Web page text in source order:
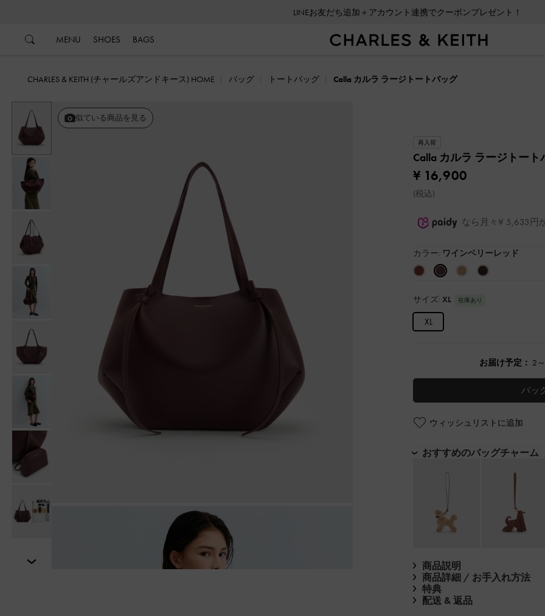
LINEお友だち追加＋アカウント連携でクーポンプレゼント！
MENU SHOES BAGS
CHARLES & KEITH (チャールズアンドキース) HOME バッグ トートバッグ Calla カルラ ラージトートバッグ
戻る
次
似ている商品を見る
再入荷
Calla カルラ ラージトート
¥ 16,900
(税込)
なら月々¥ 5,633円
カラー: ワインベリーレッド
サイズ: XL 在庫あり
XL
お届け予定： 2
バッ
ウィッシュリストに追加
おすすめのバッグチャーム
商品説明
商品詳細 / お手入れ方法
特典
配送 & 返品